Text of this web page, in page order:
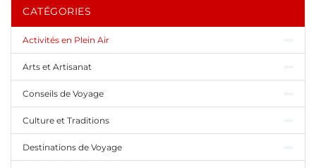
CATÉGORIES
Activités en Plein Air
Arts et Artisanat
Conseils de Voyage
Culture et Traditions
Destinations de Voyage